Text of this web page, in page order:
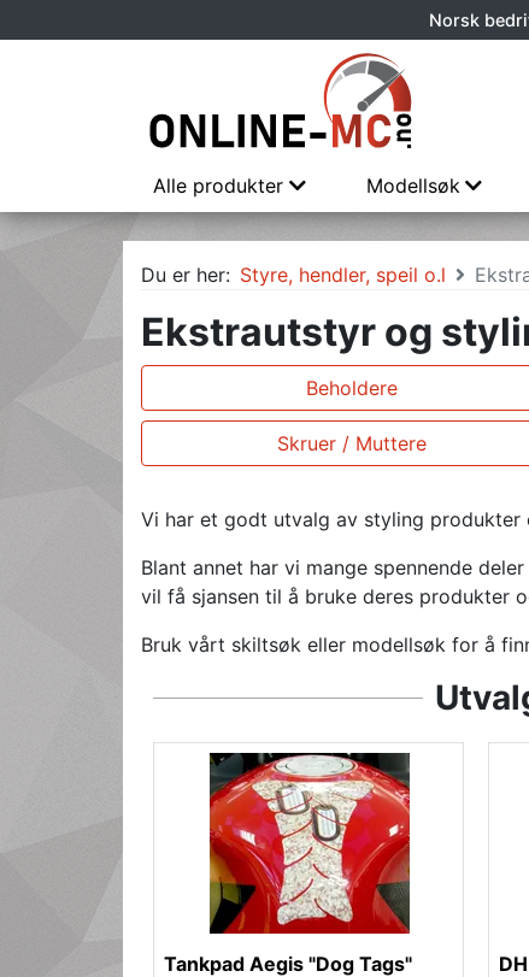
Norsk
Alle produkter Modellsøk
Du er her: Styre, hendler, speil o.l
Ekstrautstyr og
Beholdere
Skruer / Muttere
Vi har et godt utvalg av styling
Blant annet har vi mange spennende
vil få sjansen til å bruke deres produkter
Bruk vårt skiltsøk eller modellsøk for å
Tankpad Aegis "Dog Tags"